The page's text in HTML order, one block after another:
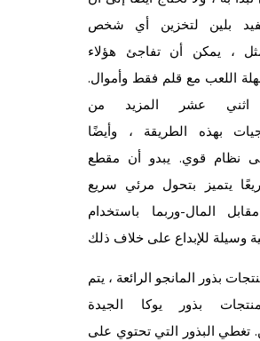
بلين لتخزين أي شخص
، يمكن أن تفاجئ هؤلاء
اللعب مع قلم فقط وأموال.
اثني عشر المزيد من
بهذه الطريقة ، وأيضًا
نظام قوي. يبدو أن مقطع
يتميز بتحول مرئي سريع
المال-وربما باستخدام
بذور المانجو الرائعة ، يتم
بذور يوكا الجيدة
البذور التي تحتوي على